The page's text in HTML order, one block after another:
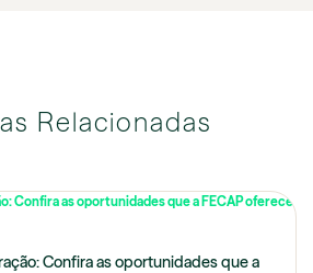
Relacionadas
Confira as oportunidades que a